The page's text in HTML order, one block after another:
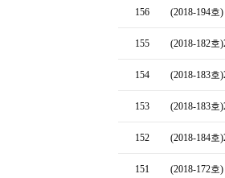
156 (2018-194
155 (2018-182
154 (2018-183
153 (2018-183
152 (2018-184
151 (2018-172